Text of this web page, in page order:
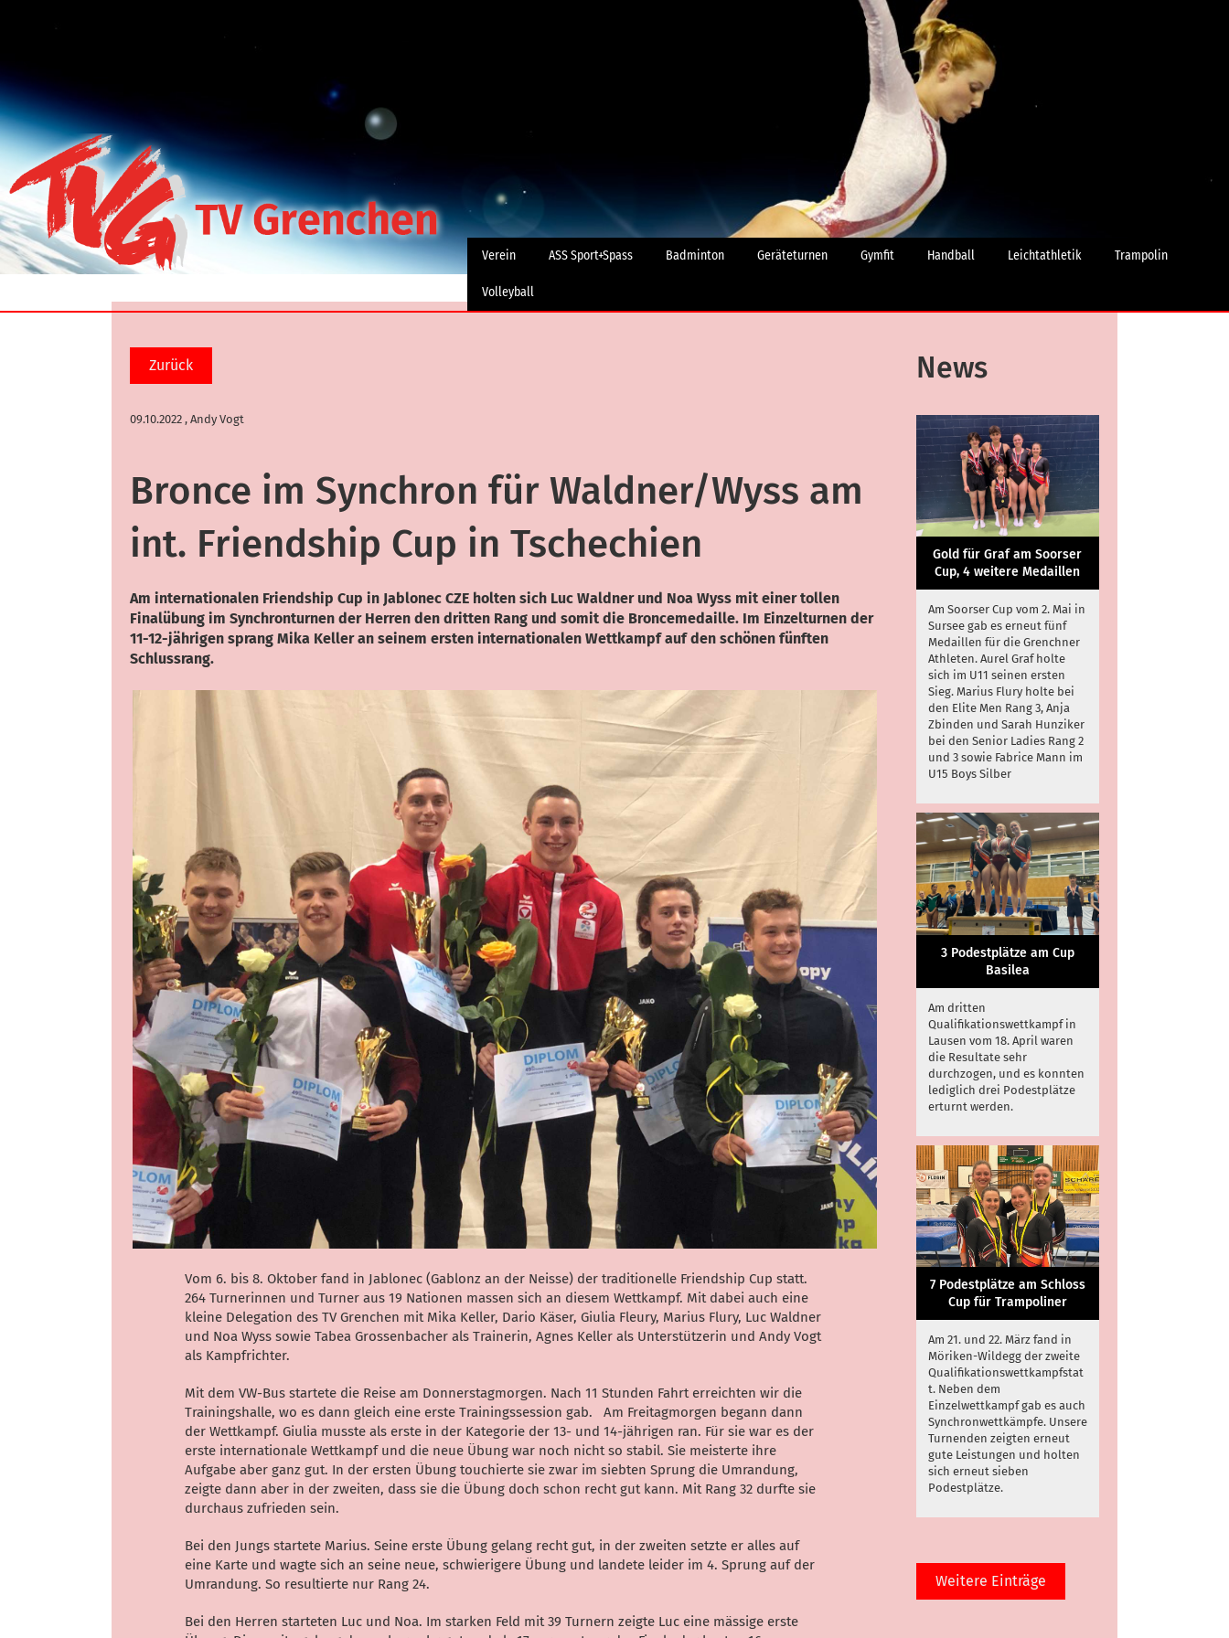
Verein ASS Sport+Spass Badminton Geräteturnen Gymfit Handball Leichtathletik Trampolin
Volleyball
Zurück
09.10.2022 , Andy Vogt
Bronce im Synchron für Waldner/Wyss am
int. Friendship Cup in Tschechien
Am internationalen Friendship Cup in Jablonec CZE holten sich Luc Waldner und Noa Wyss mit einer tollen
Finalübung im Synchronturnen der Herren den dritten Rang und somit die Broncemedaille. Im Einzelturnen der
11-12-jährigen sprang Mika Keller an seinem ersten internationalen Wettkampf auf den schönen fünften
Schlussrang.
Vom 6. bis 8. Oktober fand in Jablonec (Gablonz an der Neisse) der traditionelle Friendship Cup statt.
264 Turnerinnen und Turner aus 19 Nationen massen sich an diesem Wettkampf. Mit dabei auch eine
kleine Delegation des TV Grenchen mit Mika Keller, Dario Käser, Giulia Fleury, Marius Flury, Luc Waldner
und Noa Wyss sowie Tabea Grossenbacher als Trainerin, Agnes Keller als Unterstützerin und Andy Vogt
als Kampfrichter.
Mit dem VW-Bus startete die Reise am Donnerstagmorgen. Nach 11 Stunden Fahrt erreichten wir die
Trainingshalle, wo es dann gleich eine erste Trainingssession gab. Am Freitagmorgen begann dann
der Wettkampf. Giulia musste als erste in der Kategorie der 13- und 14-jährigen ran. Für sie war es der
erste internationale Wettkampf und die neue Übung war noch nicht so stabil. Sie meisterte ihre
Aufgabe aber ganz gut. In der ersten Übung touchierte sie zwar im siebten Sprung die Umrandung,
zeigte dann aber in der zweiten, dass sie die Übung doch schon recht gut kann. Mit Rang 32 durfte sie
durchaus zufrieden sein.
Bei den Jungs startete Marius. Seine erste Übung gelang recht gut, in der zweiten setzte er alles auf
eine Karte und wagte sich an seine neue, schwierigere Übung und landete leider im 4. Sprung auf der
Umrandung. So resultierte nur Rang 24.
Bei den Herren starteten Luc und Noa. Im starken Feld mit 39 Turnern zeigte Luc eine mässige erste
News
Gold für Graf am Soorser
Cup, 4 weitere Medaillen
Am Soorser Cup vom 2. Mai in
Sursee gab es erneut fünf
Medaillen für die Grenchner
Athleten. Aurel Graf holte
sich im U11 seinen ersten
Sieg. Marius Flury holte bei
den Elite Men Rang 3, Anja
Zbinden und Sarah Hunziker
bei den Senior Ladies Rang 2
und 3 sowie Fabrice Mann im
U15 Boys Silber
3 Podestplätze am Cup
Basilea
Am dritten
Qualifikationswettkampf in
Lausen vom 18. April waren
die Resultate sehr
durchzogen, und es konnten
lediglich drei Podestplätze
erturnt werden.
7 Podestplätze am Schloss
Cup für Trampoliner
Am 21. und 22. März fand in
Möriken-Wildegg der zweite
Qualifikationswettkampfstat
t. Neben dem
Einzelwettkampf gab es auch
Synchronwettkämpfe. Unsere
Turnenden zeigten erneut
gute Leistungen und holten
sich erneut sieben
Podestplätze.
Weitere Einträge